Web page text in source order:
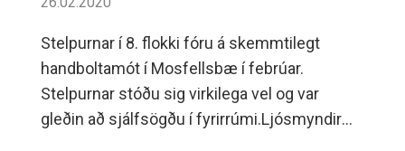
upplýsingar á og í síma 848-1626.
Stelpurnar í 8. flokki fóru á skemmtilegt
handboltamót í Mosfellsbæ í febrúar.
Stelpurnar stóðu sig virkilega vel og var
gleðin að sjálfsögðu í fyrirrúmi.Ljósmyndir